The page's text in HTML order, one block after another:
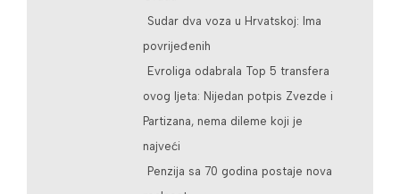
Sudar dva voza u Hrvatskoj: Ima
povrijeđenih
Evroliga odabrala Top 5 transfera
ovog ljeta: Nijedan potpis Zvezde i
Partizana, nema dileme koji je
najveći
Penzija sa 70 godina postaje nova